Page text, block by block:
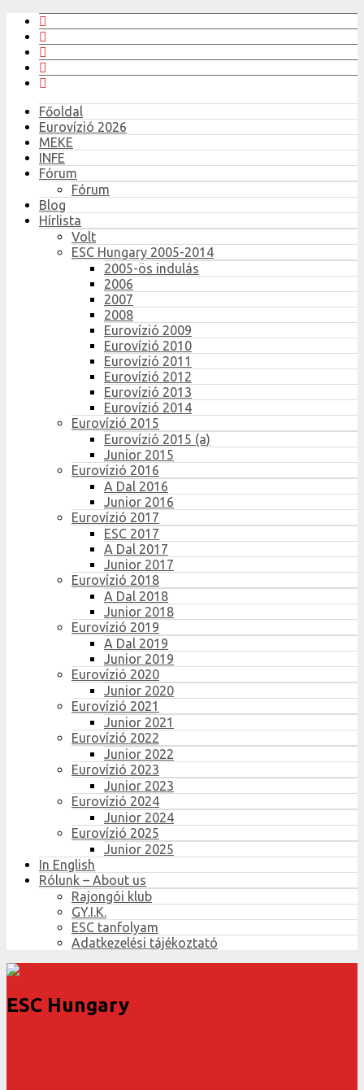
Főoldal
Eurovízió 2026
MEKE
INFE
Fórum
Fórum
Blog
Hírlista
Volt
ESC Hungary 2005-2014
2005-ös indulás
2006
2007
2008
Eurovízió 2009
Eurovízió 2010
Eurovízió 2011
Eurovízió 2012
Eurovízió 2013
Eurovízió 2014
Eurovízió 2015
Eurovízió 2015 (a)
Junior 2015
Eurovízió 2016
A Dal 2016
Junior 2016
Eurovízió 2017
ESC 2017
A Dal 2017
Junior 2017
Eurovízió 2018
A Dal 2018
Junior 2018
Eurovízió 2019
A Dal 2019
Junior 2019
Eurovízió 2020
Junior 2020
Eurovízió 2021
Junior 2021
Eurovízió 2022
Junior 2022
Eurovízió 2023
Junior 2023
Eurovízió 2024
Junior 2024
Eurovízió 2025
Junior 2025
In English
Rólunk – About us
Rajongói klub
GY.I.K.
ESC tanfolyam
Adatkezelési tájékoztató
ESC Hungary